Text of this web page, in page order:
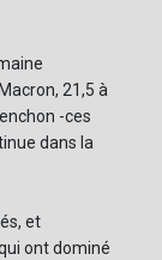
21,5 à
-ces
dans la
et
ont dominé